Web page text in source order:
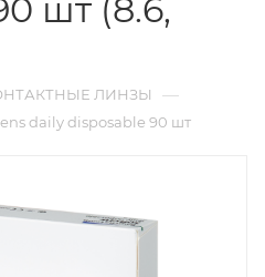
шт (8.6,
ЛИНЗЫ —
daily disposable 90 шт